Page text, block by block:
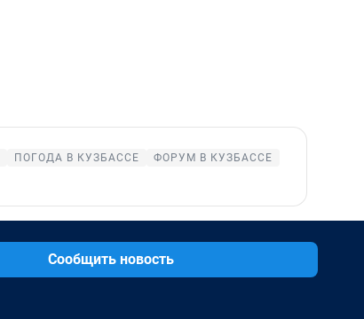
ПОГОДА В КУЗБАССЕ
ФОРУМ В КУЗБАССЕ
Сообщить новость